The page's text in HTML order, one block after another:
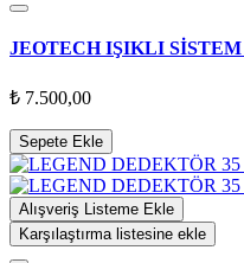
JEOTECH IŞIKLI
₺ 7.500,00
Sepete Ekle
Alışveriş Listeme Ekle
Karşılaştırma listesine ekle